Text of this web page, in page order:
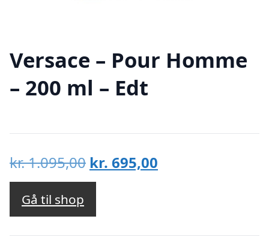
Versace – Pour Homme
– 200 ml – Edt
kr.1.095,00 Den
oprindelige
var:
kr. 1.095,00.
kr. 695,00
kr. 695,00.
Gå til shop